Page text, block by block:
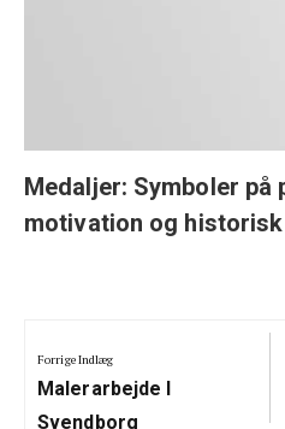
Medaljer: Symboler
motivation og
Forrige Indlæg
Previous
Post:
Malerarbejde I
Svendborg